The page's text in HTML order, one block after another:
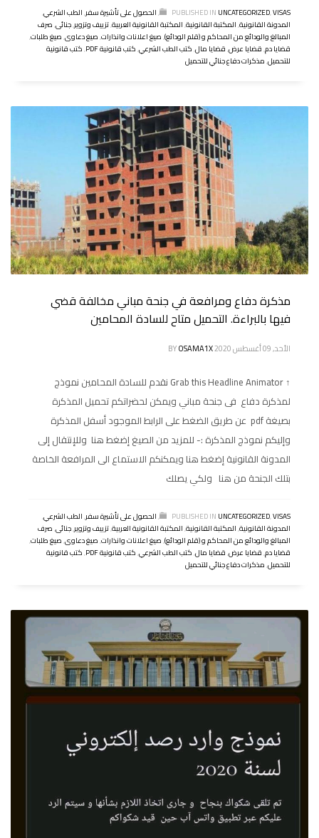
PUBLISHED IN UNCATEGORIZED,VISAS
,الحصول على تأشيرة سفر,الطب الشرعي,
المدونة القانونية,المكتبة القانونية,المكتبة القانونية العربية,تزييف وتزوير,جنائى,صرف
المبالغ والودائع من المحاكم و (قلم الودائع),صيغ اعلانات وانذارات,صيغ دعاوى,صيغ طلبات,
قضايا دم,قضايا عرض,قضايا مال,كتب الطب الشرعي,كتب قانونية PDF ,كتب قانونية
للتحميل,مذكرات دفاع جنائي للتحميل
مذكرة دفاع ومرافعة في جنحة مباني مخالفة قضي
فيها بالبراءة. التحميل متاح للسادة المحامين
الأحد, 09 أغسطس 2020 BYOSAMA1X
↑ Grab this Headline Animator نقدم للسادة المحامين نموذج
لمذكرة دفاع فى جنحة مباني ويمكن لحضراتكم تحميل المذكرة
بصيغة pdf عن طريق الضغط على الرابط الموجود أسفل المذكرة
وإليكم نموذج المذكرة :- للمزيد من الصيغ إضغط هنا وللإنتقال إلى
المدونة القانونية إضغط هنا ويمكنكم الاستماع الى المرافعة الخاصة
بتلك الجنحة من هنا ولكي يصلك
PUBLISHED IN UNCATEGORIZED,VISAS
,الحصول على تأشيرة سفر,الطب الشرعي,
المدونة القانونية,المكتبة القانونية,المكتبة القانونية العربية,تزييف وتزوير,جنائى,صرف
المبالغ والودائع من المحاكم و (قلم الودائع),صيغ اعلانات وانذارات,صيغ دعاوى,صيغ طلبات,
قضايا دم,قضايا عرض,قضايا مال,كتب الطب الشرعي,كتب قانونية PDF ,كتب قانونية
للتحميل,مذكرات دفاع جنائي للتحميل